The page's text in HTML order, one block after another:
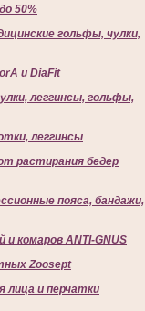
50%
гольфы, чулки,
и DiaFit
леггинсы, гольфы,
леггинсы
растирания бедер
пояса, бандажи,
комаров ANTI-GNUS
Zoosept
лица и перчатки